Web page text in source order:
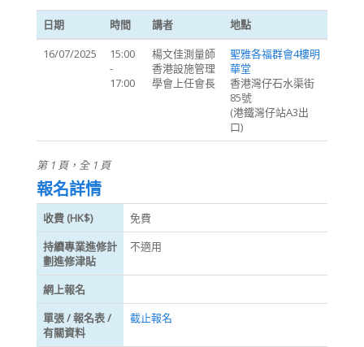
日期 時間 講者
地點
16/07/2025
15:00
-
17:00
楊文佳測量師
香港設施管理
學會上任會長
聖雅各福群會4樓明
華堂
香港灣仔石水渠街
85號
(港鐵灣仔站A3出
口)
第 1 頁，全 1 頁
報名詳情
收費 (HK$)
免費
持續專業進修計
劃進修津貼
不適用
網上報名
單張 / 報名表 /
有關資料
截止報名